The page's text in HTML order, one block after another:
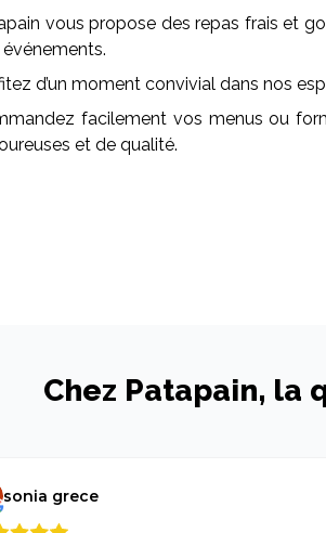
vous propose des repas frais et
d’un moment convivial dans nos
facilement vos menus ou
et de qualité.
Chez Patapain, la
sonia grece